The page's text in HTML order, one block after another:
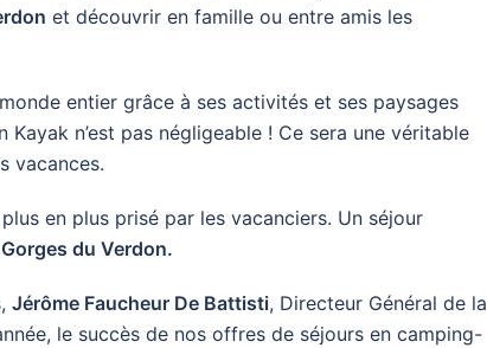
et découvrir en famille ou entre amis les
entier grâce à ses activités et ses paysages
Kayak n’est pas négligeable ! Ce sera une véritable
vacances.
en plus prisé par les vacanciers. Un séjour
Gorges du Verdon.
Jérôme Faucheur De Battisti, Directeur Général de la
le succès de nos offres de séjours en camping-